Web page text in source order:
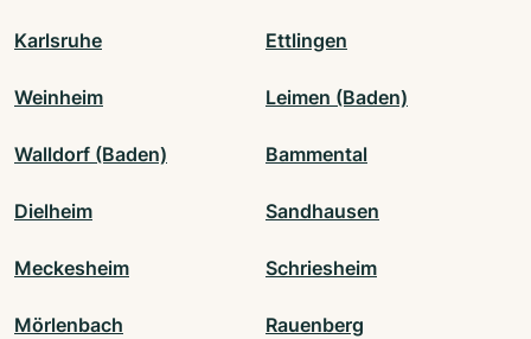
Karlsruhe Ettlingen
Weinheim Leimen (Baden)
Walldorf (Baden) Bammental
Dielheim Sandhausen
Meckesheim Schriesheim
Mörlenbach Rauenberg